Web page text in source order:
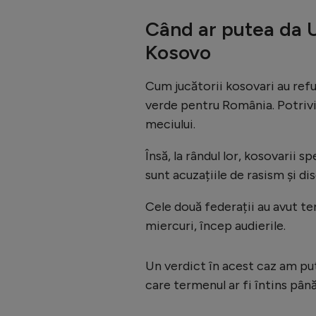
Când ar putea da
Kosovo
Cum jucătorii kosovari au
verde pentru România.
meciului.
Însă, la rândul lor, kosovarii
sunt acuzațiile de rasism și
Cele două federații au avut
miercuri, încep audierile.
Un verdict în acest caz am
care termenul ar fi întins